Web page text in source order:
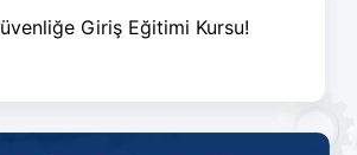
Giriş Eğitimi Kursu!